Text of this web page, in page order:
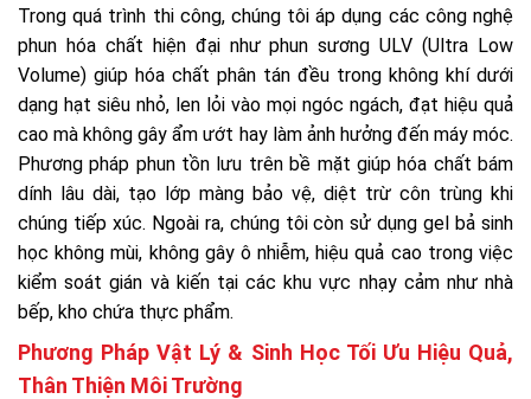
Trong quá trình thi công, chúng tôi áp dụng các công nghệ
phun hóa chất hiện đại như phun sương ULV (Ultra Low
Volume) giúp hóa chất phân tán đều trong không khí dưới
dạng hạt siêu nhỏ, len lỏi vào mọi ngóc ngách, đạt hiệu quả
cao mà không gây ẩm ướt hay làm ảnh hưởng đến máy móc.
Phương pháp phun tồn lưu trên bề mặt giúp hóa chất bám
dính lâu dài, tạo lớp màng bảo vệ, diệt trừ côn trùng khi
chúng tiếp xúc. Ngoài ra, chúng tôi còn sử dụng gel bả sinh
học không mùi, không gây ô nhiễm, hiệu quả cao trong việc
kiểm soát gián và kiến tại các khu vực nhạy cảm như nhà
bếp, kho chứa thực phẩm.
Phương Pháp Vật Lý & Sinh Học Tối Ưu Hiệu Quả,
Thân Thiện Môi Trường